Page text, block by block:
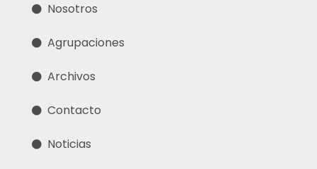
Nosotros
Agrupaciones
Archivos
Contacto
Noticias